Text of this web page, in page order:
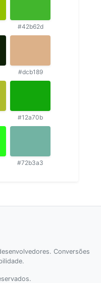
#42b62d
#dcb189
#12a70b
#72b3a3
Conversões